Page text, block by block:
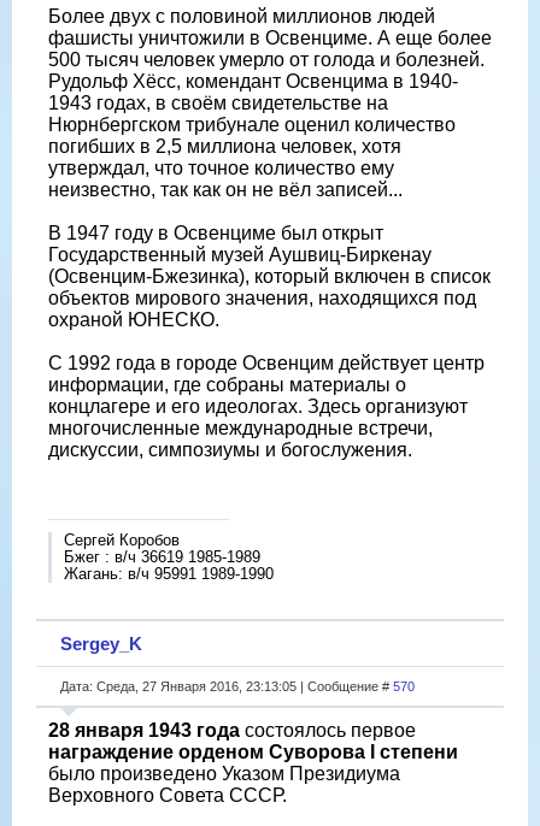
Более двух с половиной миллионов людей
фашисты уничтожили в Освенциме. А еще более
500 тысяч человек умерло от голода и болезней.
Рудольф Хёсс, комендант Освенцима в 1940-
1943 годах, в своём свидетельстве на
Нюрнбергском трибунале оценил количество
погибших в 2,5 миллиона человек, хотя
утверждал, что точное количество ему
неизвестно, так как он не вёл записей...
В 1947 году в Освенциме был открыт
Государственный музей Аушвиц-Биркенау
(Освенцим-Бжезинка), который включен в список
объектов мирового значения, находящихся под
охраной ЮНЕСКО.
С 1992 года в городе Освенцим действует центр
информации, где собраны материалы о
концлагере и его идеологах. Здесь организуют
многочисленные международные встречи,
дискуссии, симпозиумы и богослужения.
Сергей Коробов
Бжег : в/ч 36619 1985-1989
Жагань: в/ч 95991 1989-1990
Sergey_K
Дата: Среда, 27 Января 2016, 23:13:05 | Сообщение # 570
28 января 1943 года состоялось первое
награждение орденом Суворова I степени
было произведено Указом Президиума
Верховного Совета СССР.